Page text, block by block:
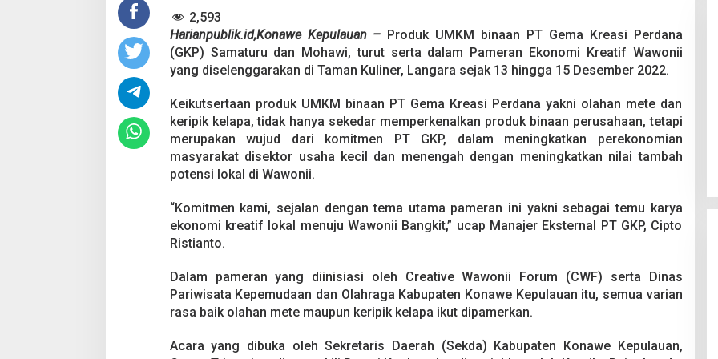
E
k
o
n
o
i
K
e
a
t
f
a
w
n
2,593
Harianpublik.id,Konawe Kepulauan – Produk UMKM binaan PT Gema Kreasi Perdana
(GKP) Samaturu dan Mohawi, turut serta dalam Pameran Ekonomi Kreatif Wawonii
yang diselenggarakan di Taman Kuliner, Langara sejak 13 hingga 15 Desember 2022.
Keikutsertaan produk UMKM binaan PT Gema Kreasi Perdana yakni olahan mete dan
keripik kelapa, tidak hanya sekedar memperkenalkan produk binaan perusahaan, tetapi
merupakan wujud dari komitmen PT GKP, dalam meningkatkan perekonomian
masyarakat disektor usaha kecil dan menengah dengan meningkatkan nilai tambah
potensi lokal di Wawonii.
“Komitmen kami, sejalan dengan tema utama pameran ini yakni sebagai temu karya
ekonomi kreatif lokal menuju Wawonii Bangkit,” ucap Manajer Eksternal PT GKP, Cipto
Ristianto.
Dalam pameran yang diinisiasi oleh Creative Wawonii Forum (CWF) serta Dinas
Pariwisata Kepemudaan dan Olahraga Kabupaten Konawe Kepulauan itu, semua varian
rasa baik olahan mete maupun keripik kelapa ikut dipamerkan.
Acara yang dibuka oleh Sekretaris Daerah (Sekda) Kabupaten Konawe Kepulauan,
Pesta Pernikahan Berakhir
Mencekam, Mahasiswa Ditikam
Badik Usai Cekcok saat Pesta
Miras
| 29 Juni 2026